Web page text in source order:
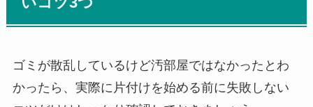
ゴミが散乱しているけど汚部屋ではなかったとわ
かったら、実際に片付けを始める前に失敗しない